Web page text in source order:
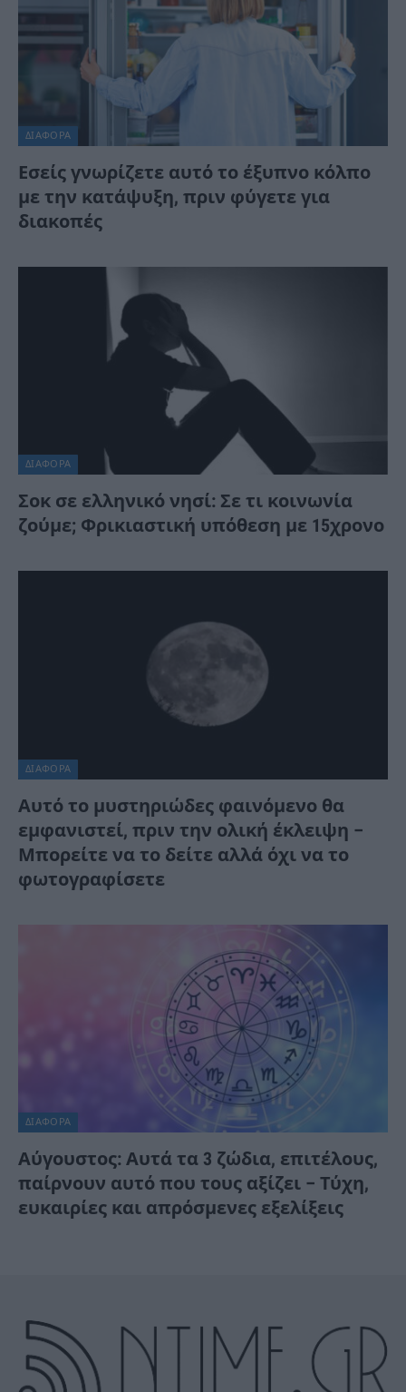
ΔΙΆΦΟΡΑ
Εσείς γνωρίζετε αυτό το έξυπνο κόλπο
με την κατάψυξη, πριν φύγετε για
διακοπές
ΔΙΆΦΟΡΑ
Σοκ σε ελληνικό νησί: Σε τι κοινωνία
ζούμε; Φρικιαστική υπόθεση με 15χρονο
ΔΙΆΦΟΡΑ
Αυτό το μυστηριώδες φαινόμενο θα
εμφανιστεί, πριν την ολική έκλειψη –
Μπορείτε να το δείτε αλλά όχι να το
φωτογραφίσετε
ΔΙΆΦΟΡΑ
Αύγουστος: Αυτά τα 3 ζώδια, επιτέλους,
παίρνουν αυτό που τους αξίζει – Τύχη,
ευκαιρίες και απρόσμενες εξελίξεις